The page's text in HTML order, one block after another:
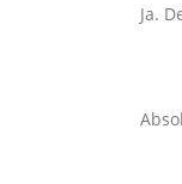
Ja.